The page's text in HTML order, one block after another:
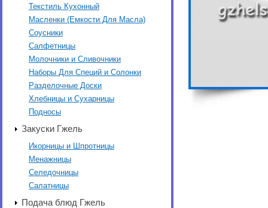
Текстиль Кухонный
Масленки (Емкости Для Масла)
Соусники
Салфетницы
Молочники и Сливочники
Наборы Для Специй и Солонки
Разделочные Доски
Хлебницы и Сухарницы
Подносы
Закуски Гжель
Икорницы и Шпротницы
Менажницы
Селедочницы
Салатницы
Подача блюд Гжель